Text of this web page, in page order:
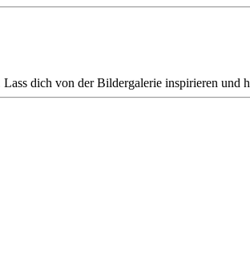
dich von der Bildergalerie inspirieren und